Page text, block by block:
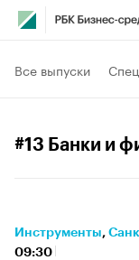
Все выпуски
#13 Банки и
Инструменты⁠,
09:30